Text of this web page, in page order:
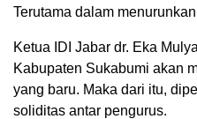
Terutama dalam
Ketua IDI Jabar dr. Eka
Kabupaten Sukabumi akan
yang baru. Maka dari itu,
soliditas antar pengurus.